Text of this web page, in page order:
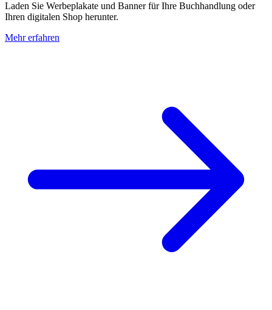
Laden Sie Werbeplakate und Banner für Ihre Buchhandlung oder
Ihren digitalen Shop herunter.
Mehr erfahren